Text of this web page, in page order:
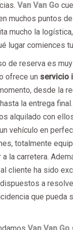
Van Van Go
muchos puntos
mucho la
lugar comiences
de reserva es
ofrece un servicio
desde la
la entrega
alquilado con
vehículo en
totalmente
a la carretera.
cliente ha sido
a
que pueda